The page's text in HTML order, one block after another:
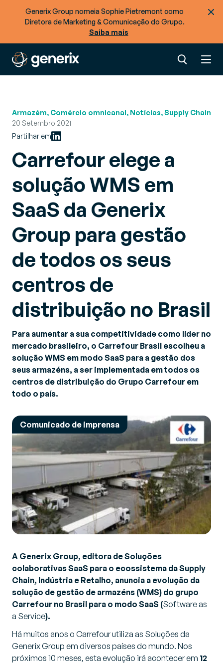
Generix Group nomeia Sophie Pietremont como
Diretora de Marketing & Comunicação do Grupo.
Saiba mais
Armazém, Comércio omnicanal, Notícias, Supply Chain
20 Setembro 2021
Partilhar em
Carrefour elege a
solução WMS em
SaaS da Generix
Group para gestão
de todos os seus
centros de
distribuição no Brasil
Para aumentar a sua competitividade como líder no
mercado brasileiro, o Carrefour Brasil escolheu a
solução WMS em modo SaaS para a gestão dos
seus armazéns, a ser implementada em todos os
centros de distribuição do Grupo Carrefour em
todo o país.
Comunicado de imprensa
A Generix Group, editora de Soluções
colaborativas SaaS para o ecossistema da Supply
Chain, Indústria e Retalho, anuncia a evolução da
solução de gestão de armazéns (WMS) do grupo
Carrefour no Brasil para o modo SaaS (Software as
a Service).
Há muitos anos o Carrefour utiliza as Soluções da
Generix Group em diversos países do mundo. Nos
próximos 10 meses, esta evolução irá acontecer em 12